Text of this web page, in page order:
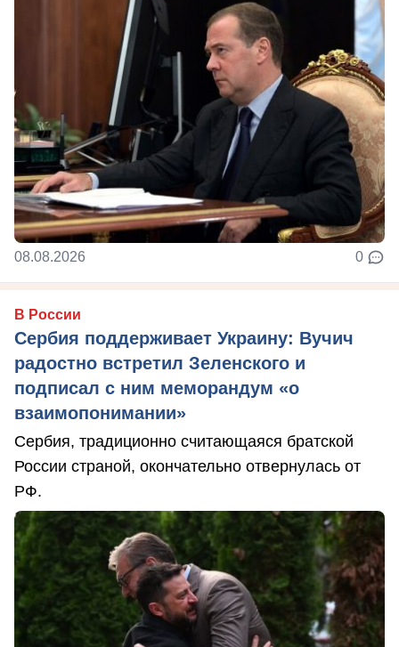
08.08.2026 0
В России
Сербия поддерживает Украину: Вучич
радостно встретил Зеленского и
подписал с ним меморандум «о
взаимопонимании»
Сербия, традиционно считающаяся братской
России страной, окончательно отвернулась от
РФ.